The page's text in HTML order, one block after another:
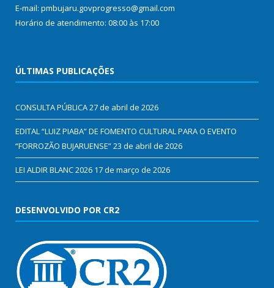
E-mail: pmbujaru.govprogresso@gmail.com
Horário de atendimento: 08:00 às 17:00
ÚLTIMAS PUBLICAÇÕES
CONSULTA PÚBLICA27 de abril de 2026
EDITAL “LUIZ PIABA” DE FOMENTO CULTURAL PARA O EVENTO
“FORROZÃO BUJARUENSE”23 de abril de 2026
LEI ALDIR BLANC 2026 17 de março de 2026
DESENVOLVIDO POR CR2